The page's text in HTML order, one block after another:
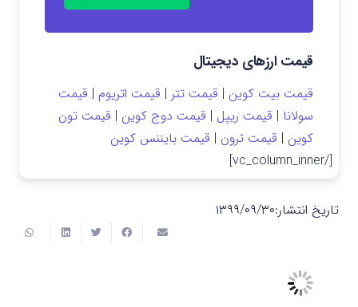
قیمت ارزهای دیجیتال
قیمت بیت کوین | قیمت تتر | قیمت اتریوم | قیمت
سولانا | قیمت ریپل | قیمت دوج کوین | قیمت تون
کوین | قیمت ترون | قیمت بایننس کوین
[/vc_column_inner]
تاریخ انتشار:۱۳۹۹/۰۹/۳۰